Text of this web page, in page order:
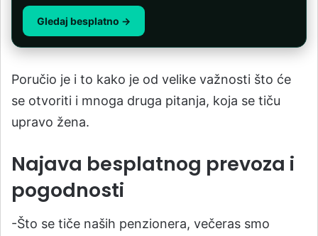
Gledaj besplatno →
Poručio je i to kako je od velike važnosti što će
se otvoriti i mnoga druga pitanja, koja se tiču
upravo žena.
Najava besplatnog prevoza i
pogodnosti
-Što se tiče naših penzionera, večeras smo